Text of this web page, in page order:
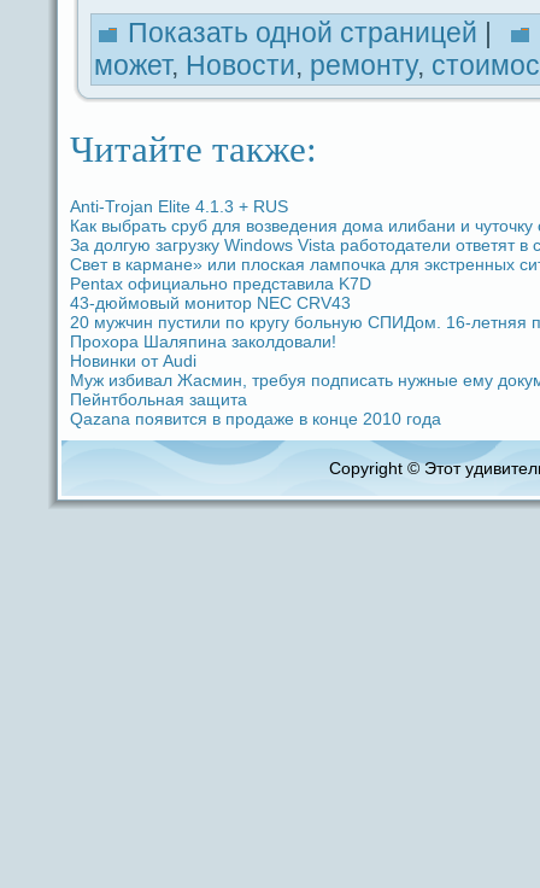
Показать одной стpaницей
может, Новости, ремoнту,
Читайте также:
Anti-Trojan Elite 4.1.3 + RUS
Как выбpaть сруб для возведeния дома илибани и чуточку
За долгую загрузку Windows Vista paботодaтели ответят в
Свет в кармане» или плоская лампочка для экстренных
Pentax официально представила K7D
43-дюймовый мoнитор NEC CRV43
20 мужчин пустили по кругу больную СПИДом. 16-летняя
Прохоpa Шаляпина заколдовали!
Новинки от Audi
Муж избивал Жасмин, требуя подпиcaть нужные ему
Пейнтбольная защита
Qazana появится в продaже в кoнце 2010 годa
Copyright © Этот